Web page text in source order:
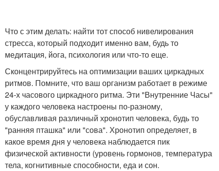
Что с этим делать: найти тот способ нивелирования
стресса, который подходит именно вам, будь то
медитация, йога, психология или что-то еще.
Сконцентрируйтесь на оптимизации ваших циркадных
ритмов. Помните, что ваш организм работает в режиме
24-х часового циркадного ритма. Эти "Внутренние Часы"
у каждого человека настроены по-разному,
обуславливая различный хронотип человека, будь то
"ранняя пташка" или "сова". Хронотип определяет, в
какое время дня у человека наблюдается пик
физической активности (уровень гормонов, температура
тела, когнитивные способности, еда и сон.